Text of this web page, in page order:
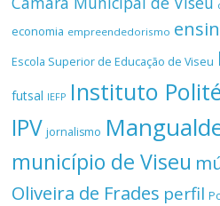
economia empreendedorismo
Escola Superior de Educação de Viseu
futsal IEFP Instituto
IPV jornalismo
município de Viseu
Oliveira de Frades perfil